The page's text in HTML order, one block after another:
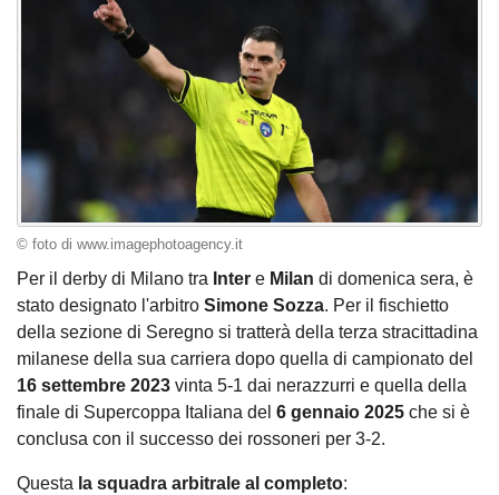
© foto di www.imagephotoagency.it
Per il derby di Milano tra Inter e Milan di domenica sera, è
stato designato l'arbitro Simone Sozza. Per il fischietto
della sezione di Seregno si tratterà della terza stracittadina
milanese della sua carriera dopo quella di campionato del
16 settembre 2023 vinta 5-1 dai nerazzurri e quella della
finale di Supercoppa Italiana del 6 gennaio 2025 che si è
conclusa con il successo dei rossoneri per 3-2.
Questa la squadra arbitrale al completo: